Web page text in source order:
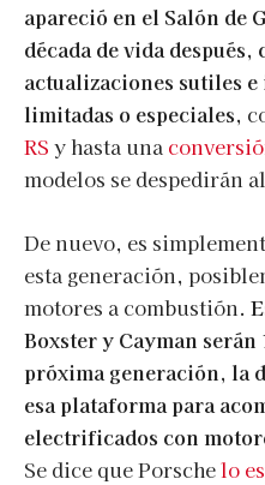
apareció en el Salón de
década de vida después,
actualizaciones sutiles
limitadas o especiales,
RS y hasta una
modelos se despedirán
De nuevo, es
esta generación,
motores a combustión.
Boxster y Cayman
próxima generación, la
esa plataforma para
electrificados con
Se dice que Porschelo